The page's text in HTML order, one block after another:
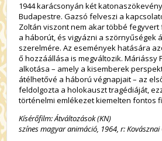
1944 karácsonyán két
Budapestre. Gazsó felveszi a
Zoltán viszont nem akar többé fegyvert
a háborút, és vigyázni a szörnyűségek
szerelmére. Az események hatására
ő hozzáállása is megváltozik. Máriássy
alkotása – amely a kisemberek
átélhetővé a háború végnapjait – az
feldolgozta a holokauszt tragédiáját,
történelmi emlékezet kiemelten fontos
Kísérőfilm: Átváltozások (KN)
színes magyar animáció, 1964, r: Kovásznai